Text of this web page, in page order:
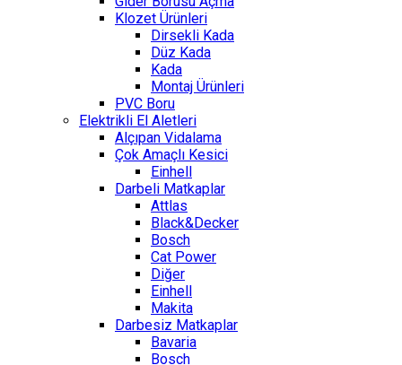
Klozet Ürünleri
Dirsekli Kada
Düz Kada
Kada
Montaj Ürünleri
PVC Boru
Elektrikli El Aletleri
Alçıpan Vidalama
Çok Amaçlı Kesici
Einhell
Darbeli Matkaplar
Attlas
Black&Decker
Bosch
Cat Power
Diğer
Einhell
Makita
Darbesiz Matkaplar
Bavaria
Bosch